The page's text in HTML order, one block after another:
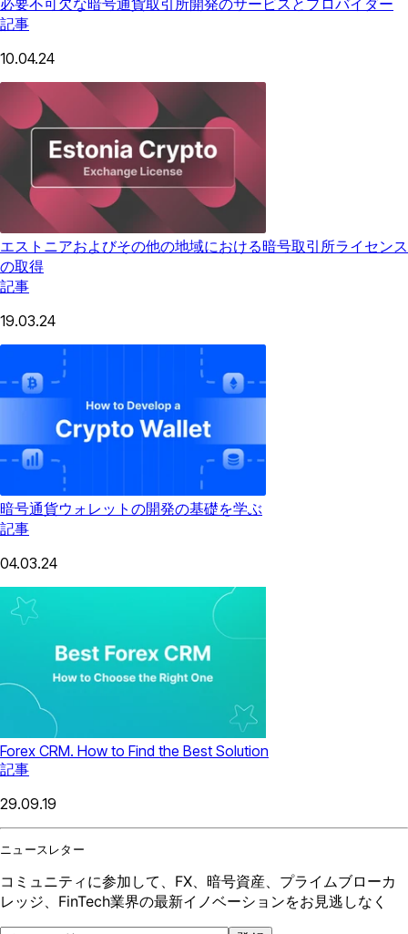
必要不可欠な暗号通貨取引所開発のサービスとプロバイダー
記事
10.04.24
エストニアおよびその他の地域における暗号取引所ライセンス
の取得
記事
19.03.24
暗号通貨ウォレットの開発の基礎を学ぶ
記事
04.03.24
Forex CRM. How to Find the Best Solution
記事
29.09.19
ニュースレター
コミュニティに参加して、FX、暗号資産、プライムブローカ
レッジ、FinTech業界の最新イノベーションをお見逃しなく